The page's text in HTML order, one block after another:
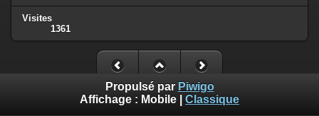
Visites
1361
Propulsé par Piwigo
Affichage : Mobile Classique